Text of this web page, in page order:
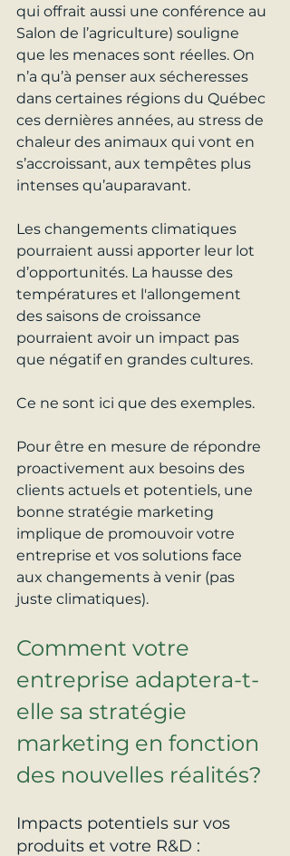
qui offrait aussi une conférence au
Salon de l’agriculture) souligne
que les menaces sont réelles. On
n’a qu’à penser aux sécheresses
dans certaines régions du Québec
ces dernières années, au stress de
chaleur des animaux qui vont en
s’accroissant, aux tempêtes plus
intenses qu’auparavant.
Les changements climatiques
pourraient aussi apporter leur lot
d’opportunités. La hausse des
températures et l'allongement
des saisons de croissance
pourraient avoir un impact pas
que négatif en grandes cultures.
Ce ne sont ici que des exemples.
Pour être en mesure de répondre
proactivement aux besoins des
clients actuels et potentiels, une
bonne stratégie marketing
implique de promouvoir votre
entreprise et vos solutions face
aux changements à venir (pas
juste climatiques).
Comment votre
entreprise adaptera-t-
elle sa stratégie
marketing en fonction
des nouvelles réalités?
Impacts potentiels sur vos
produits et votre R&D :